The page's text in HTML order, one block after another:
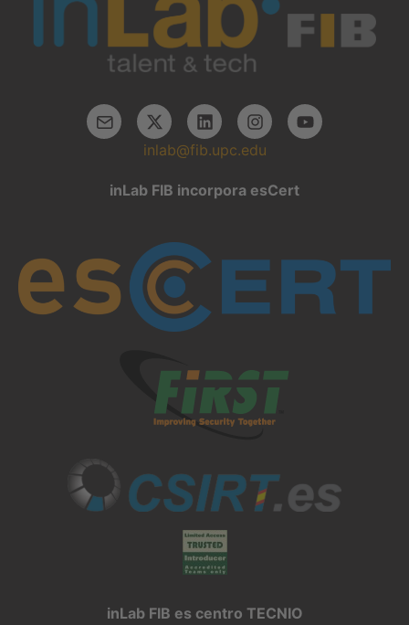
inlab@fib.upc.edu
inLab FIB incorpora esCert
inLab FIB es centro TECNIO